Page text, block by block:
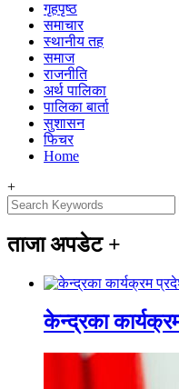
गृहपृष्‍ठ
समाचार
स्थानीय तह
समाज
राजनीति
अर्थ पालिका
पालिका बार्ता
सुशासन
फिचर
Home
+
ताजा अपडेट +
केन्द्रका